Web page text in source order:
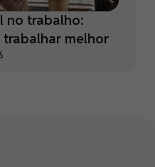
no trabalho:
melhor